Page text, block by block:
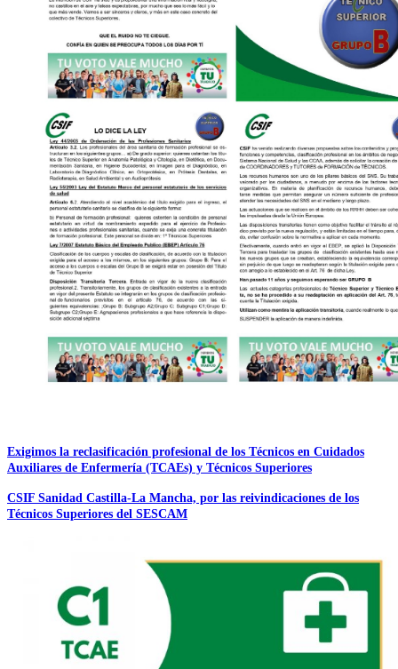
Exigimos la reclasificación profesional de los Técnicos en Cuidados
Auxiliares de Enfermería (TCAEs) y Técnicos Superiores
CSIF Sanidad Castilla-La Mancha, por las reivindicaciones de los
Técnicos Superiores del SESCAM